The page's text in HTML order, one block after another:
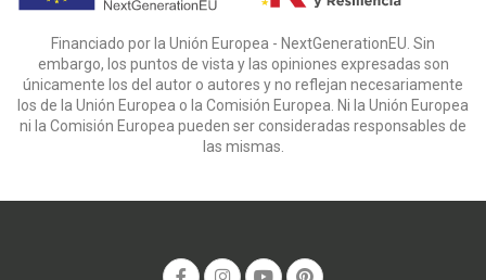
Financiado por la Unión Europea - NextGenerationEU. Sin
embargo, los puntos de vista y las opiniones expresadas son
únicamente los del autor o autores y no reflejan necesariamente
los de la Unión Europea o la Comisión Europea. Ni la Unión Europea
ni la Comisión Europea pueden ser consideradas responsables de
las mismas.